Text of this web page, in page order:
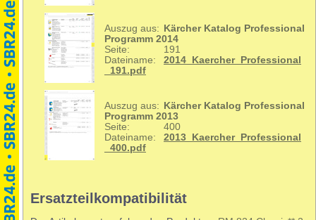
Auszug aus:
Kärcher Katalog Professional
Programm 2014
Seite:
191
Dateiname:
2014_Kaercher_Professional
_191.pdf
Auszug aus:
Kärcher Katalog Professional
Programm 2013
Seite:
400
Dateiname:
2013_Kaercher_Professional
_400.pdf
Ersatzteilkompatibilität